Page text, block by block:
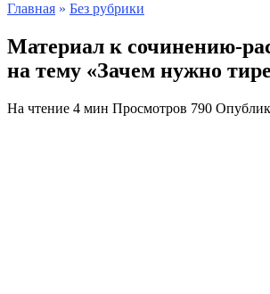
Главная » Без рубрики
Материал к сочинению-
на тему «Зачем нужно
На чтение 4 мин Просмотров 790